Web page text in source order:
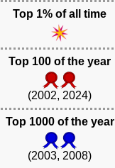
Top 1% of all time
Top 100 of the year
(2002, 2024)
Top 1000 of the year
(2003, 2008)